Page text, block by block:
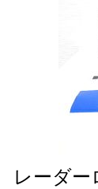
レーダ